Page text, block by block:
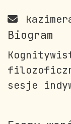
Biogram
sesje